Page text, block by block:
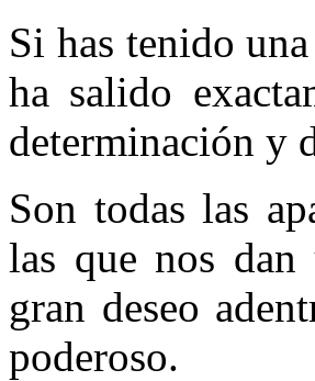
Si has tenido
ha salido
determinación y
Son todas las
las que nos
gran deseo
poderoso.